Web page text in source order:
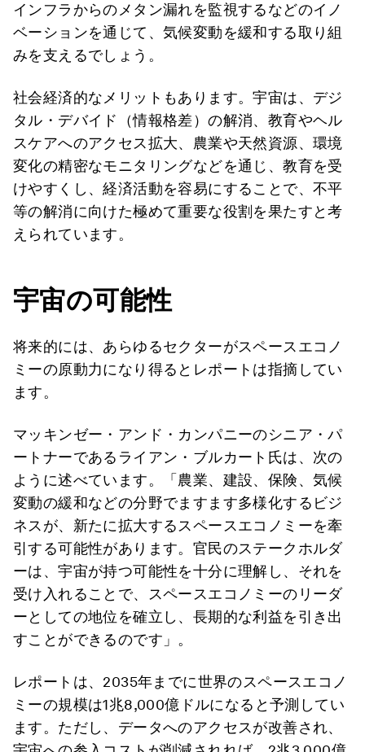
インフラからのメタン漏れを監視するなどのイノ
ベーションを通じて、気候変動を緩和する取り組
みを支えるでしょう。
社会経済的なメリットもあります。宇宙は、デジ
タル・デバイド（情報格差）の解消、教育やヘル
スケアへのアクセス拡大、農業や天然資源、環境
変化の精密なモニタリングなどを通じ、教育を受
けやすくし、経済活動を容易にすることで、不平
等の解消に向けた極めて重要な役割を果たすと考
えられています。
宇宙の可能性
将来的には、あらゆるセクターがスペースエコノ
ミーの原動力になり得るとレポートは指摘してい
ます。
マッキンゼー・アンド・カンパニーのシニア・パ
ートナーであるライアン・ブルカート氏は、次の
ように述べています。「農業、建設、保険、気候
変動の緩和などの分野でますます多様化するビジ
ネスが、新たに拡大するスペースエコノミーを牽
引する可能性があります。官民のステークホルダ
ーは、宇宙が持つ可能性を十分に理解し、それを
受け入れることで、スペースエコノミーのリーダ
ーとしての地位を確立し、長期的な利益を引き出
すことができるのです」。
レポートは、2035年までに世界のスペースエコノ
ミーの規模は1兆8,000億ドルになると予測してい
ます。ただし、データへのアクセスが改善され、